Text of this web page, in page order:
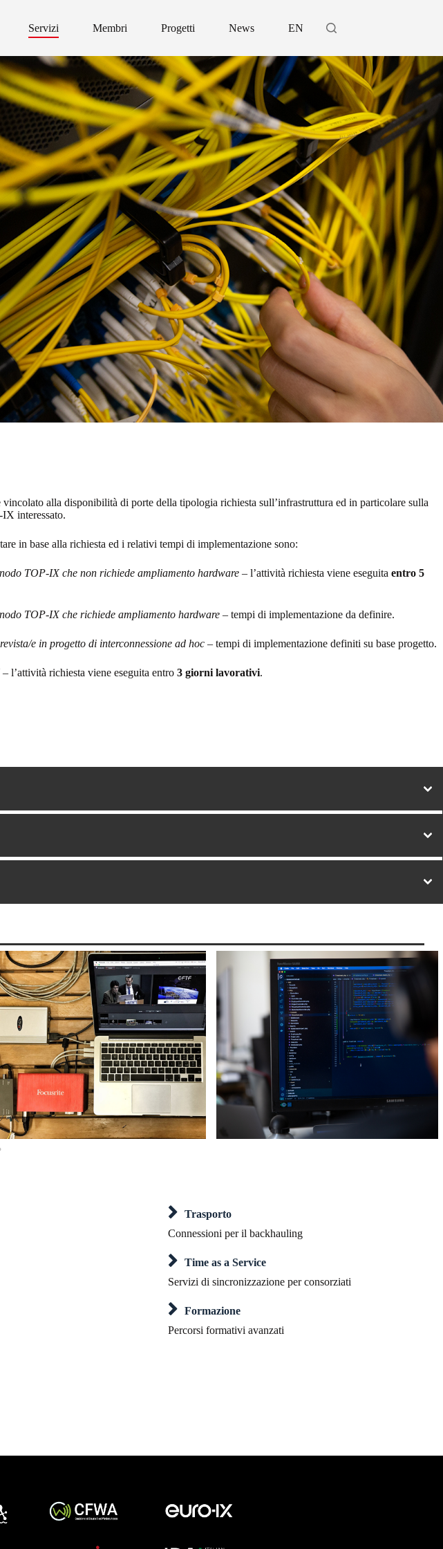
Servizi Membri Progetti News EN
alla disponibilità di porte della tipologia richiesta sull’infrastruttura ed in particolare sulla
interessato.
in base alla richiesta ed i relativi tempi di implementazione sono:
TOP-IX che non richiede ampliamento hardware – l’attività richiesta viene eseguitaentro 5
TOP-IX che richiede ampliamento hardware – tempi di implementazione da definire.
e in progetto di interconnessione ad hoc – tempi di implementazione definiti su base progetto.
– l’attività richiesta viene eseguita entro3 giorni lavorativi.
Trasporto
Connessioni per il backhauling
Time as a Service
Servizi di sincronizzazione per consorziati
Formazione
Percorsi formativi avanzati